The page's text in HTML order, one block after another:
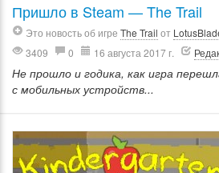
Пришло в Steam — The Trail
Это новость об игре The Trail от
3409
0 16 августа 2017 г.
Не прошло и годика, как игра
с мобильных устройств...